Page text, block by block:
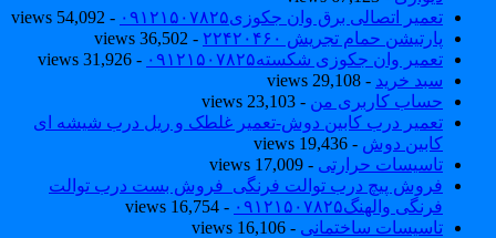
تعمیر اتصالی برق وان جکوزی۰۹۱۲۱۵۰۷۸۲۵
- 54,092 views
پارتیشن حمام تجریش ۲۲۴۲۰۴۶۰
- 36,502 views
تعمیر وان جکوزی شکسته۰۹۱۲۱۵۰۷۸۲۵
- 31,926 views
سبد خرید - 29,108 views
حساب کاربری من- 23,103 views
تعمیر درب کابین دوش-تعمیر غلطک و ریل درب شیشه ای
کابین دوش- 19,436 views
تاسیسات حرارتی- 17,009 views
فروش پیچ درب توالت فرنگی_فروش بست درب توالت
فرنگی والهنگ۰۹۱۲۱۵۰۷۸۲۵
- 16,754 views
تاسیسات ساختمانی- 16,106 views